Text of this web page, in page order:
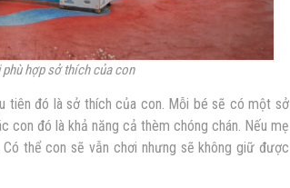
hợp sở thích của con
tiên đó là sở thích của con. Mỗi bé sẽ có một sở
con đó là khả năng cả thèm chóng chán. Nếu mẹ
thể con sẽ vẫn chơi nhưng sẽ không giữ được